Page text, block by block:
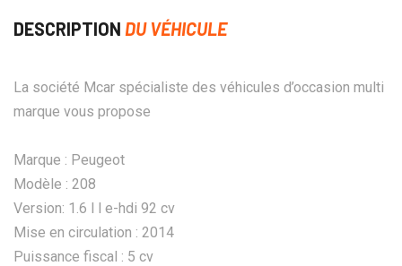
DESCRIPTION DU VÉHICULE
La société Mcar spécialiste des véhicules d’occasion multi
marque vous propose
Marque : Peugeot
Modèle : 208
Version: 1.6 l l e-hdi 92 cv
Mise en circulation : 2014
Puissance fiscal : 5 cv